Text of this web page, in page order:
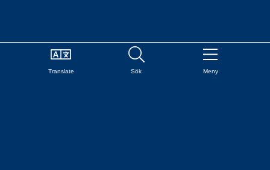
Translate Sök Meny